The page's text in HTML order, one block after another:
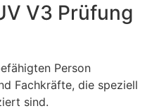
V3 Prüfung
Person
Fachkräfte, die speziell
sind.